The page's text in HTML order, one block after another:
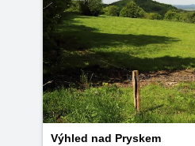
Výhled nad Pryskem